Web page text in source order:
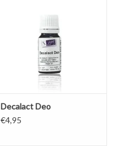
Decalact Deo
€4,95